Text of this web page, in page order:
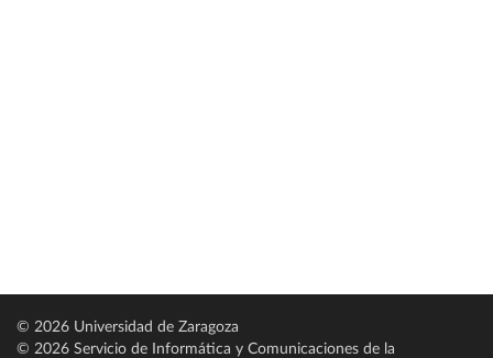
© 2026 Universidad de Zaragoza
© 2026 Servicio de Informática y Comunicaciones de la